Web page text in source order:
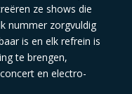
ze shows die
nummer zorgvuldig
is en elk refrein is
te brengen,
en electro-